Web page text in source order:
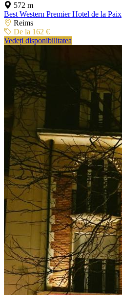
572 m
Best Western Premier Hotel de la Paix
Reims
De la 162 €
Vedeți disponibilitatea